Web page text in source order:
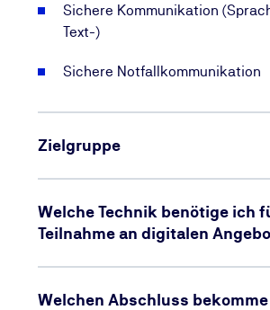
Sichere Kommunikation
Text-)
Sichere Notfallkommunikation
Zielgruppe
Welche Technik benötige ich
Teilnahme an digitalen
Welchen Abschluss